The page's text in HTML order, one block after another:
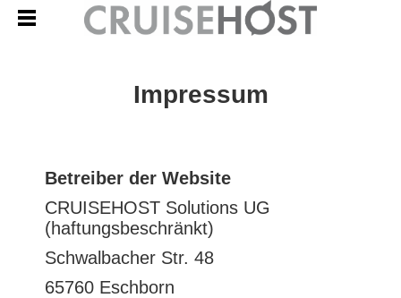
Impressum
Betreiber der Website
CRUISEHOST Solutions UG
(haftungsbeschränkt)
Schwalbacher Str. 48
65760 Eschborn